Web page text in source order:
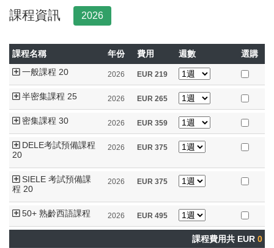
課程資訊 2026
課程名稱 年份 費用 週數
選購
一般課程 20
2026 EUR 219
半密集課程 25 2026 EUR 265
密集課程 30 2026 EUR 359
DELE考試預備課程
20
2026 EUR 375
SIELE 考試預備課
程 20
2026 EUR 375
50+ 熟齡西語課程 2026 EUR 495
課程費用共 EUR 0